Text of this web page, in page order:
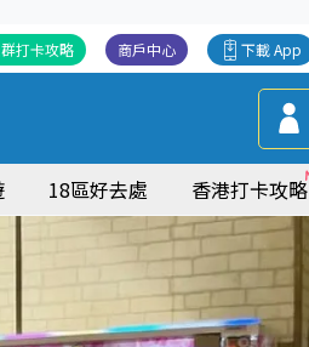
下載 App
商戶中心
打卡攻略
18區好去處 香港打卡攻略